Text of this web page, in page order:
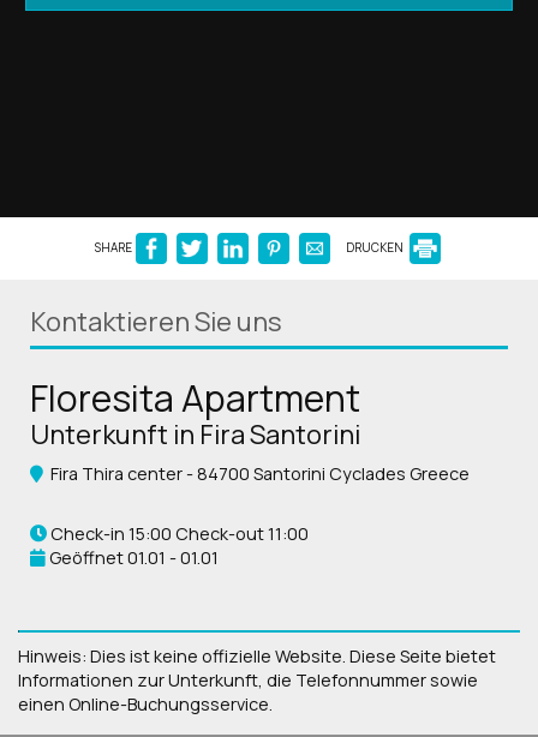
SHARE DRUCKEN
Kontaktieren Sie uns
Floresita Apartment
Unterkunft in Fira Santorini
Fira Thira center - 84700 Santorini Cyclades Greece
Check-in 15:00 Check-out 11:00
Geöffnet 01.01 - 01.01
Hinweis: Dies ist keine offizielle Website. Diese Seite bietet
Informationen zur Unterkunft, die Telefonnummer sowie
einen Online-Buchungsservice.